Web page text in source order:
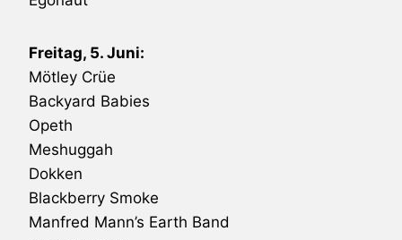
Freitag, 5. Juni:
Mötley Crüe
Backyard Babies
Opeth
Meshuggah
Dokken
Blackberry Smoke
Manfred Mann’s Earth Band